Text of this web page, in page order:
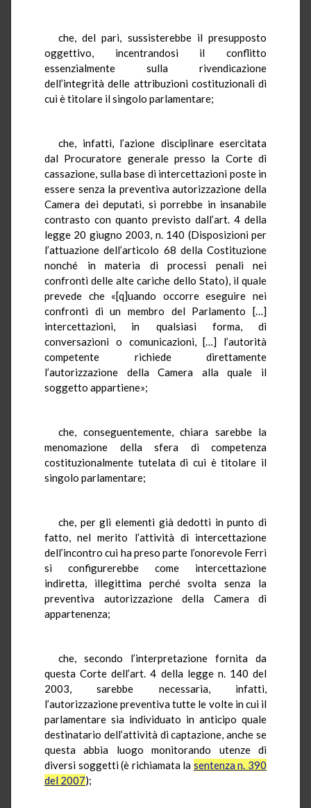
che, del pari, sussisterebbe il presupposto
oggettivo, incentrandosi il conflitto
essenzialmente sulla rivendicazione
dell’integrità delle attribuzioni costituzionali di
cui è titolare il singolo parlamentare;
che, infatti, l’azione disciplinare esercitata
dal Procuratore generale presso la Corte di
cassazione, sulla base di intercettazioni poste in
essere senza la preventiva autorizzazione della
Camera dei deputati, si porrebbe in insanabile
contrasto con quanto previsto dall’art. 4 della
legge 20 giugno 2003, n. 140 (Disposizioni per
l’attuazione dell’articolo 68 della Costituzione
nonché in materia di processi penali nei
confronti delle alte cariche dello Stato), il quale
prevede che «[q]uando occorre eseguire nei
confronti di un membro del Parlamento […]
intercettazioni, in qualsiasi forma, di
conversazioni o comunicazioni, […] l’autorità
competente richiede direttamente
l’autorizzazione della Camera alla quale il
soggetto appartiene»;
che, conseguentemente, chiara sarebbe la
menomazione della sfera di competenza
costituzionalmente tutelata di cui è titolare il
singolo parlamentare;
che, per gli elementi già dedotti in punto di
fatto, nel merito l’attività di intercettazione
dell’incontro cui ha preso parte l’onorevole Ferri
si configurerebbe come intercettazione
indiretta, illegittima perché svolta senza la
preventiva autorizzazione della Camera di
appartenenza;
che, secondo l’interpretazione fornita da
questa Corte dell’art. 4 della legge n. 140 del
2003, sarebbe necessaria, infatti,
l’autorizzazione preventiva tutte le volte in cui il
parlamentare sia individuato in anticipo quale
destinatario dell’attività di captazione, anche se
questa abbia luogo monitorando utenze di
diversi soggetti (è richiamata la sentenza n. 390
del 2007);